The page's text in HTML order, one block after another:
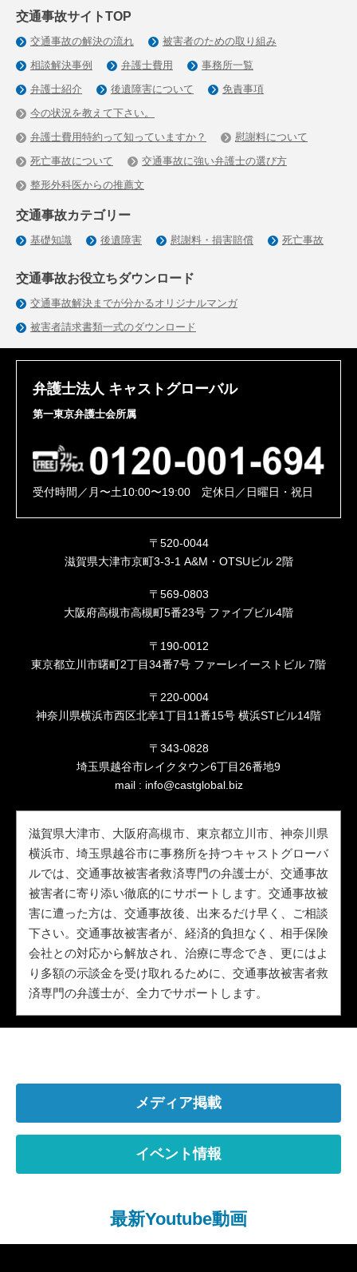
交通事故サイトTOP
交通事故の解決の流れ
被害者のための取り組み
相談解決事例
弁護士費用
事務所一覧
弁護士紹介
後遺障害について
免責事項
今の状況を教えて下さい。
弁護士費用特約って知っていますか？
慰謝料について
死亡事故について
交通事故に強い弁護士の選び方
整形外科医からの推薦文
交通事故カテゴリー
基礎知識 後遺障害 慰謝料・損害賠償 死亡事故
交通事故お役立ちダウンロード
交通事故解決までが分かるオリジナルマンガ
被害者請求書類一式のダウンロード
弁護士法人 キャストグローバル
第一東京弁護士会所属
受付時間／月〜土10:00〜19:00 定休日／日曜日・祝日
〒520-0044
滋賀県大津市京町3-3-1 A&M・OTSUビル 2階
〒569-0803
大阪府高槻市高槻町5番23号 ファイブビル4階
〒190-0012
東京都立川市曙町2丁目34番7号 ファーレイーストビル 7階
〒220-0004
神奈川県横浜市西区北幸1丁目11番15号 横浜STビル14階
〒343-0828
埼玉県越谷市レイクタウン6丁目26番地9
mail : info@castglobal.biz
滋賀県大津市、大阪府高槻市、東京都立川市、神奈川県
横浜市、埼玉県越谷市に事務所を持つキャストグローバ
ルでは、交通事故被害者救済専門の弁護士が、交通事故
被害者に寄り添い徹底的にサポートします。交通事故被
害に遭った方は、交通事故後、出来るだけ早く、ご相談
下さい。交通事故被害者が、経済的負担なく、相手保険
会社との対応から解放され、治療に専念でき、更にはよ
り多額の示談金を受け取れるために、交通事故被害者救
済専門の弁護士が、全力でサポートします。
メディア掲載
イベント情報
最新Youtube動画